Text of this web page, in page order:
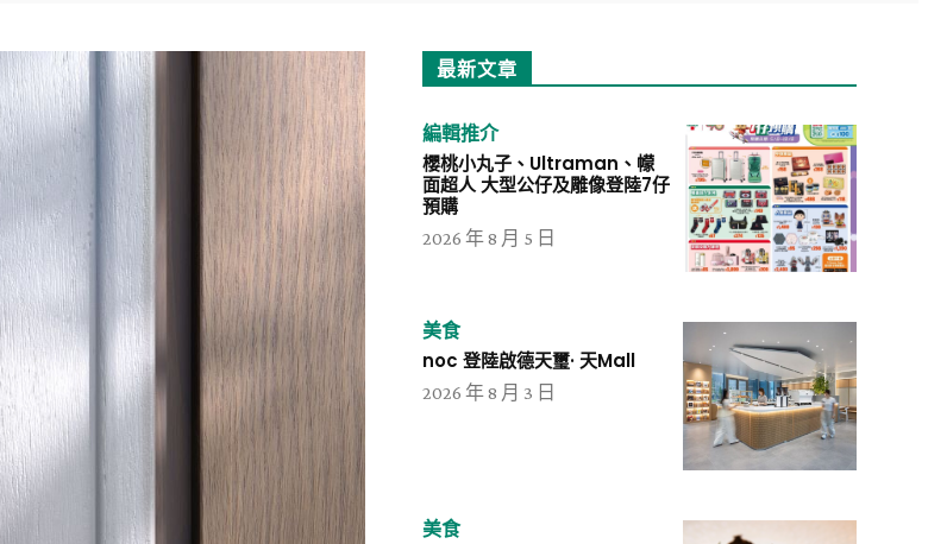
最新文章
編輯推介
櫻桃小丸子、Ultraman、幪
面超人 大型公仔及雕像登陸7仔
預購
2026 年 8 月 5 日
美食
noc 登陸啟德天璽· 天Mall
2026 年 8 月 3 日
美食